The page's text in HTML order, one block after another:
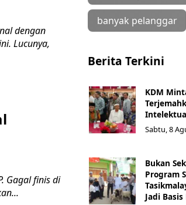
dengan
Lucunya,
Gagal finis di
banyak pelanggar
Berita Terkini
KDM
Sabtu, 8
Bukan
Program
Jadi